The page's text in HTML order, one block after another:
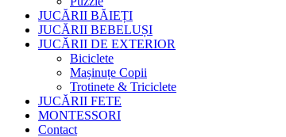
JUCĂRII BĂIEȚI
JUCĂRII BEBELUȘI
JUCĂRII DE EXTERIOR
Biciclete
Mașinuțe Copii
Trotinete & Triciclete
JUCĂRII FETE
MONTESSORI
Contact